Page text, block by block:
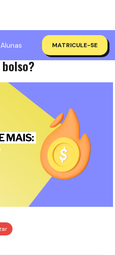
Alunas MATRICULE-SE
qual é o impacto